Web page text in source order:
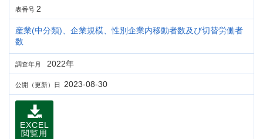
表番号 2
産業(中分類)、企業規模、性別企業内移動者数及び切替労働者
数
調査年月 2022年
公開（更新）日 2023-08-30
EXCEL
閲覧用